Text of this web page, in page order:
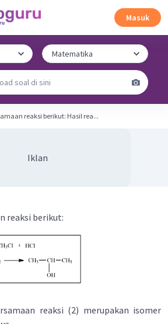
Masuk
Perhatikan persamaan reaksi berikut: Hasil rea...
Iklan
reaksi berikut:
reaksi (2) merupakan isomer